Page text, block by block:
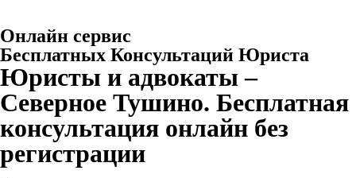
Онлайн сервис
Бесплатных Консультаций Юриста
Юристы и адвокаты –
Северное Тушино. Бесплатная
консультация онлайн без
регистрации